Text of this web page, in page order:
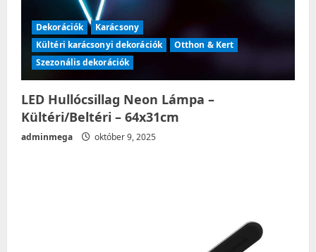
Dekorációk
Karácsony
Kültéri karácsonyi dekorációk
Otthon & Kert
Szezonális dekorációk
LED Hullócsillag Neon Lámpa –
Kültéri/Beltéri – 64x31cm
adminmega október 9, 2025